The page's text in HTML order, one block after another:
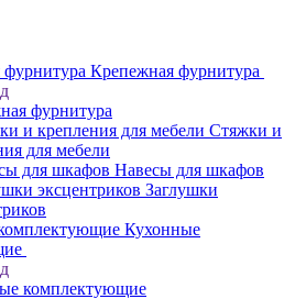
Крепежная фурнитура
фурнитура
Стяжки и
для мебели
Навесы для шкафов
Заглушки
Кухонные
комплектующие